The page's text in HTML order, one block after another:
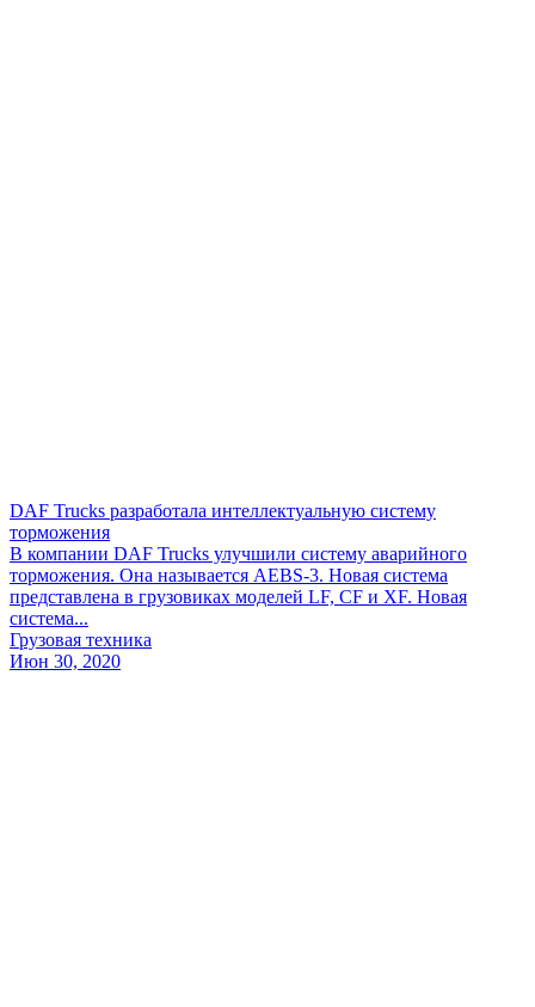
DAF Trucks разработала интеллектуальную систему
торможения
В компании DAF Trucks улучшили систему аварийного
торможения. Она называется AEBS-3. Новая система
представлена в грузовиках моделей LF, CF и XF. Новая
система...
Грузовая техника
Июн 30, 2020